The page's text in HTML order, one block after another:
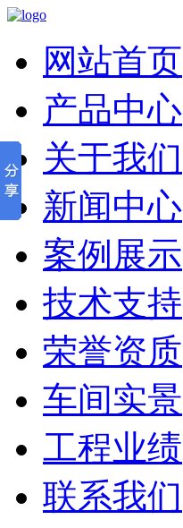
网站首页
产品中心
关于我们
新闻中心
案例展示
技术支持
荣誉资质
车间实景
工程业绩
联系我们